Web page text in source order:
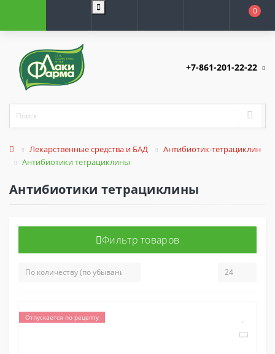
0
+7-861-201-22-22
Лекарственные средства и БАД
Антибиотик-тетрациклин
Антибиотики тетрациклины
Антибиотики тетрациклины
Фильтр товаров
Отпускается по рецепту